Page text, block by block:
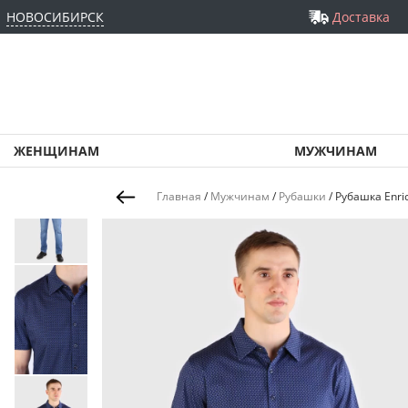
НОВОСИБИРСК Доставка
ЖЕНЩИНАМ МУЖЧИНАМ
Главная / Мужчинам / Рубашки / Рубашка